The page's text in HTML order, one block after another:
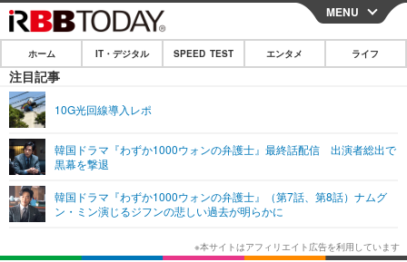
CLOSE
ホーム
IT・デジタル
ネタ
ショッピング その他
SPEED TEST
エンタメ
エンタメTOP 映画・ドラマ
韓国・芸能
ライフ
ライフTOP グルメ
リリース一覧
MENU
ホーム IT・デジタル SPEED TEST エンタメ ライフ
注目記事
10G光回線導入レポ
韓国ドラマ『わずか1000ウォンの弁護士』最終話配信 出演者総出で
黒幕を撃退
韓国ドラマ『わずか1000ウォンの弁護士』（第7話、第8話）ナムグ
ン・ミン演じるジフンの悲しい過去が明らかに